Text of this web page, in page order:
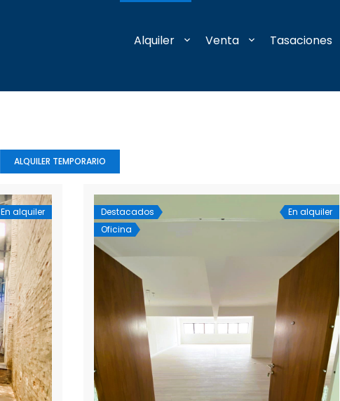
Alquiler Venta Tasaciones
ALQUILER TEMPORARIO
En alquiler
Destacados
Oficina
En alquiler